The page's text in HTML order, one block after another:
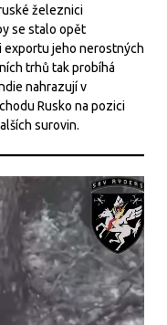
železnici
se stalo opět
exportu jeho nerostných
trhů tak probíhá
nahrazují v
Rusko na pozici
surovin.